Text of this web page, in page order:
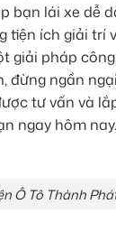
bạn lái xe dễ
tiện ích giải trí
giải pháp
đừng ngần
tư vấn và
ngay hôm nay.
Ô Tô Thành